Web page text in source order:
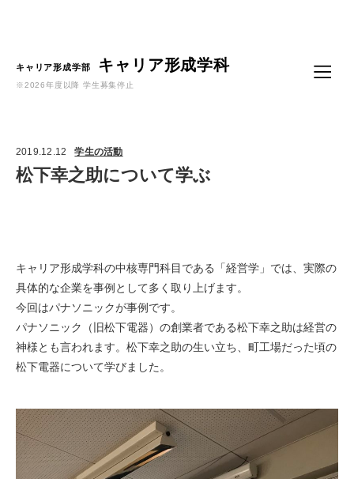
キャリア形成学部 キャリア形成学科
※2026年度以降 学生募集停止
2019.12.12 学生の活動
松下幸之助について学ぶ
キャリア形成学科の中核専門科目である「経営学」では、実際の
具体的な企業を事例として多く取り上げます。
今回はパナソニックが事例です。
パナソニック（旧松下電器）の創業者である松下幸之助は経営の
神様とも言われます。松下幸之助の生い立ち、町工場だった頃の
松下電器について学びました。